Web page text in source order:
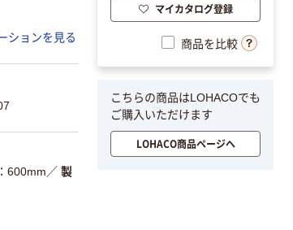
ションを見る
600mm ／ 製
マイカタログ登録
商品を比較
こちらの商品はLOHACOでも
ご購入いただけます
LOHACO商品ページへ